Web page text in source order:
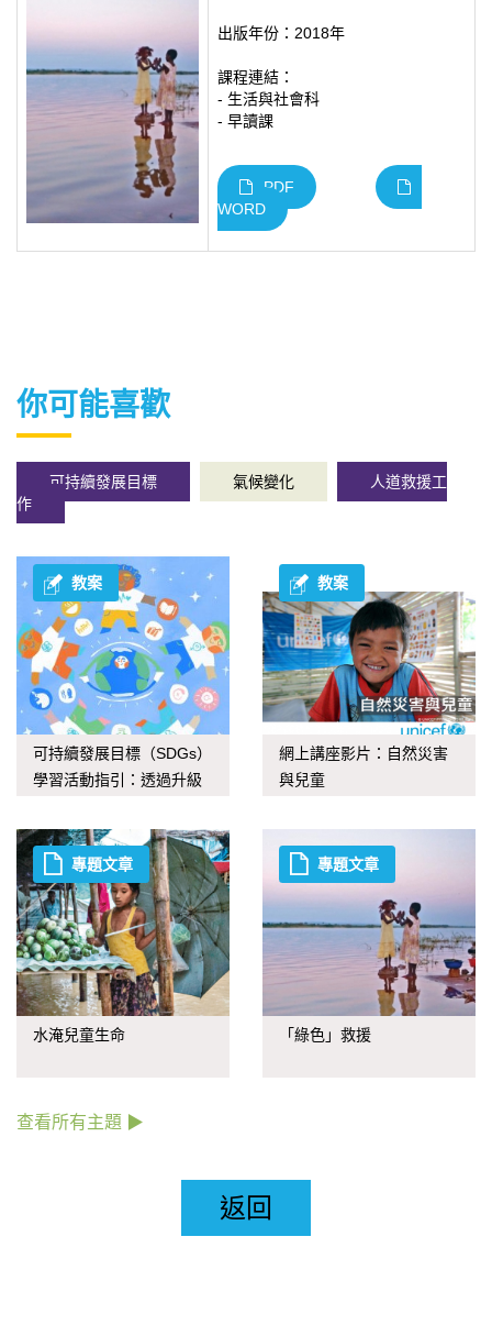
出版年份：2018年
課程連結：
- 生活與社會科
- 早讀課
PDF
WORD
你可能喜歡
可持續發展目標 氣候變化
人道救援工
作
教案
可持續發展目標（SDGs）
學習活動指引：透過升級
教案
網上講座影片：自然災害
與兒童
專題文章
水淹兒童生命
專題文章
「綠色」救援
查看所有主題 ▶
返回